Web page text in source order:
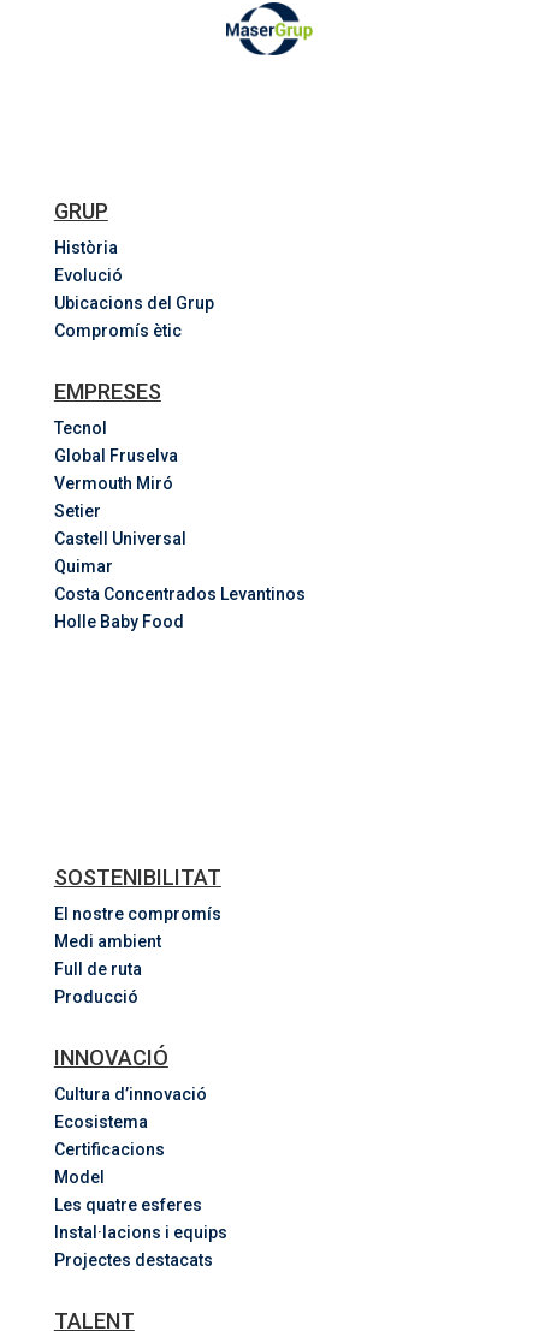
GRUP
Història
Evolució
Ubicacions del Grup
Compromís ètic
EMPRESES
Tecnol
Global Fruselva
Vermouth Miró
Setier
Castell Universal
Quimar
Costa Concentrados Levantinos
Holle Baby Food
SOSTENIBILITAT
El nostre compromís
Medi ambient
Full de ruta
Producció
INNOVACIÓ
Cultura d’innovació
Ecosistema
Certificacions
Model
Les quatre esferes
Instal·lacions i equips
Projectes destacats
TALENT